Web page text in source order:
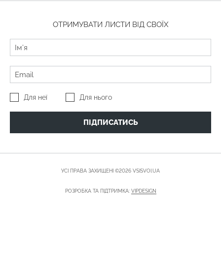
ОТРИМУВАТИ ЛИСТИ ВІД СВОЇХ
Для неї Для нього
ПІДПИСАТИСЬ
УСІ ПРАВА ЗАХИЩЕНІ ©2026 VSISVOI.UA
РОЗРОБКА ТА ПІДТРИМКА: VIPDESIGN